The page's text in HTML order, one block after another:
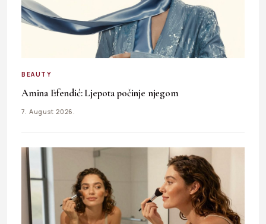
BEAUTY
Amina Efendić: Ljepota počinje njegom
7. August 2026.